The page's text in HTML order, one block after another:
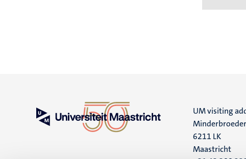
UM visiting
6211 LK
Maastricht